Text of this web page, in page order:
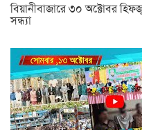
বিয়ানীবাজারে ৩০ অক্টোবর
সন্ধ্যা